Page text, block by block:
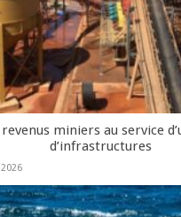
miniers au service
d’infrastructures